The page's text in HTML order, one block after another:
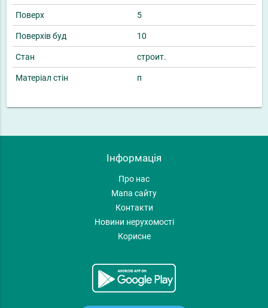
Поверх 5
Поверхів буд 10
Стан строит.
Матеріал стін п
Інформація
Про нас
Мапа сайту
Контакти
Новини нерухомості
Корисне